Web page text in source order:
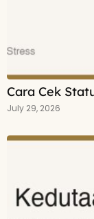
Cara Cek
July 29, 2026